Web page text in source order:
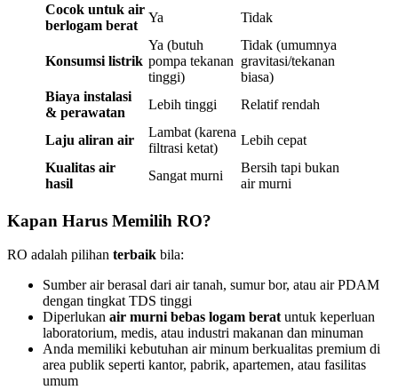
Cocok untuk air
berlogam berat
Ya Tidak
Konsumsi listrik
Ya (butuh
pompa tekanan
tinggi)
Tidak (umumnya
gravitasi/tekanan
biasa)
Biaya instalasi
& perawatan
Lebih tinggi Relatif rendah
Laju aliran air
Lambat (karena
filtrasi ketat)
Lebih cepat
Kualitas air
hasil
Sangat murni
Bersih tapi bukan
air murni
Kapan Harus Memilih RO?
RO adalah pilihan terbaik bila:
Sumber air berasal dari air tanah, sumur bor, atau air PDAM
dengan tingkat TDS tinggi
Diperlukan air murni bebas logam berat untuk keperluan
laboratorium, medis, atau industri makanan dan minuman
Anda memiliki kebutuhan air minum berkualitas premium di
area publik seperti kantor, pabrik, apartemen, atau fasilitas
umum